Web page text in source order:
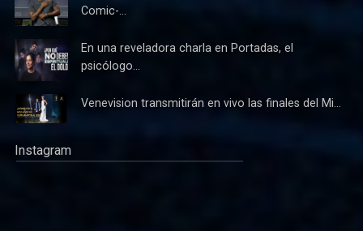
Comic-...
En una reveladora charla en Portadas, el
psicólogo...
Venevision transmitirán en vivo las finales del Mi...
Instagram